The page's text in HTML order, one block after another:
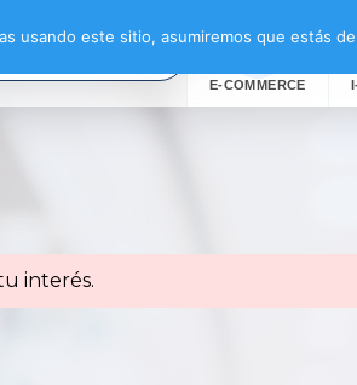
E-COMMERCE
interés.
usando este sitio, asumiremos que estás